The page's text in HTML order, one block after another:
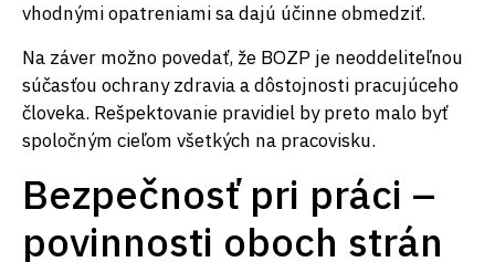
vhodnými opatreniami sa dajú účinne obmedziť.
Na záver možno povedať, že BOZP je neoddeliteľnou
súčasťou ochrany zdravia a dôstojnosti pracujúceho
človeka. Rešpektovanie pravidiel by preto malo byť
spoločným cieľom všetkých na pracovisku.
Bezpečnosť pri práci –
povinnosti oboch strán